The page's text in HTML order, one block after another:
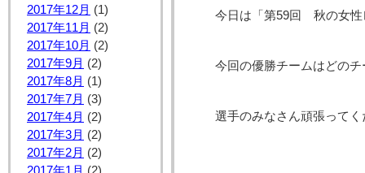
2017年12月 (1)
2017年11月 (2)
2017年10月 (2)
2017年9月 (2)
2017年8月 (1)
2017年7月 (3)
2017年4月 (2)
2017年3月 (2)
2017年2月 (2)
今日は「第59回 秋の女性
今回の優勝チームはどのチ
選手のみなさん頑張って